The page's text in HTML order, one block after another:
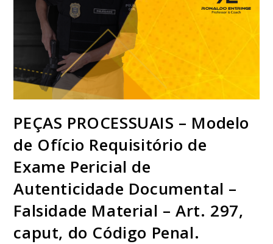
PEÇAS PROCESSUAIS – Modelo
de Ofício Requisitório de
Exame Pericial de
Autenticidade Documental –
Falsidade Material – Art. 297,
caput, do Código Penal.